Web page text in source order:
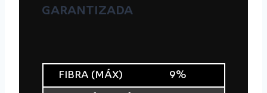
GARANTIZADA
FIBRA (MÁX) 9%